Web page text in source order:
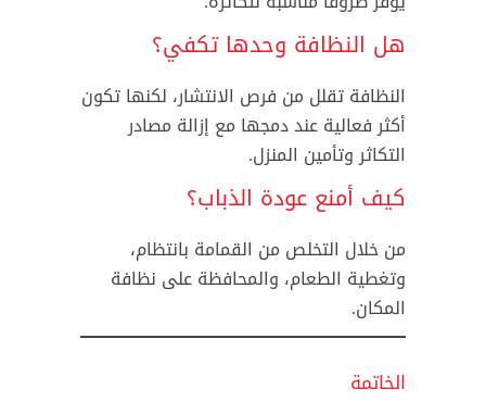
هل النظافة وحدها تكفي؟
النظافة تقلل من فرص الانتشار، لكنها تكون
أكثر فعالية عند دمجها مع إزالة مصادر
التكاثر وتأمين المنزل.
كيف أمنع عودة الذباب؟
من خلال التخلص من القمامة بانتظام،
وتغطية الطعام، والمحافظة على نظافة
المكان.
الخاتمة